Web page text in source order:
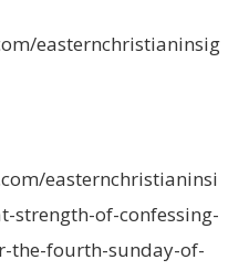
easternchristianinsig
easternchristianinsi
strength-of-confessing-
the-fourth-sunday-of-